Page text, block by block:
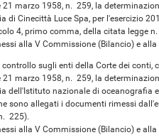
marzo 1958, n. 259, la
di Cinecittà Luce Spa, per l'esercizio
4, primo comma, della citata legge
alla V Commissione (Bilancio) e alla
sugli enti della Corte dei conti,
marzo 1958, n. 259, la
dell'Istituto nazionale di oceanografia
sono allegati i documenti rimessi
225).
alla V Commissione (Bilancio) e alla